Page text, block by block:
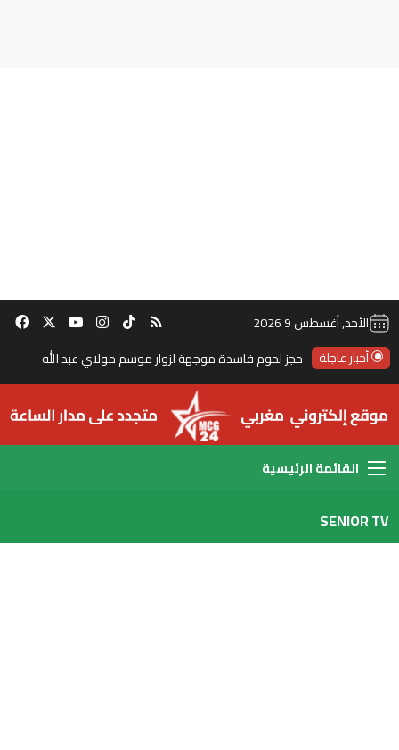
الأحد, أغسطس 9 2026 ‫YouTubeانستقرام‫TikTok
ملخص الموقع RSS
أخبار عاجلة حجز لحوم فاسدة موجهة لزوار موسم مولاي عبد الله
القائمة
SENIOR TV